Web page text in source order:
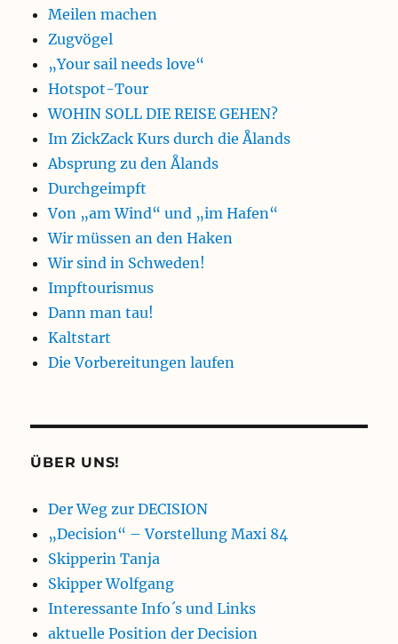
Meilen machen
Zugvögel
„Your sail needs love“
Hotspot-Tour
WOHIN SOLL DIE REISE GEHEN?
Im ZickZack Kurs durch die Ålands
Absprung zu den Ålands
Durchgeimpft
Von „am Wind“ und „im Hafen“
Wir müssen an den Haken
Wir sind in Schweden!
Impftourismus
Dann man tau!
Kaltstart
Die Vorbereitungen laufen
ÜBER UNS!
Der Weg zur DECISION
„Decision“ – Vorstellung Maxi 84
Skipperin Tanja
Skipper Wolfgang
Interessante Info´s und Links
aktuelle Position der Decision